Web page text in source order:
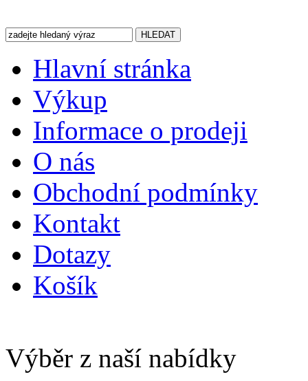
Hlavní stránka
Výkup
Informace o prodeji
O nás
Obchodní podmínky
Kontakt
Dotazy
Košík
Výběr z naší nabídky